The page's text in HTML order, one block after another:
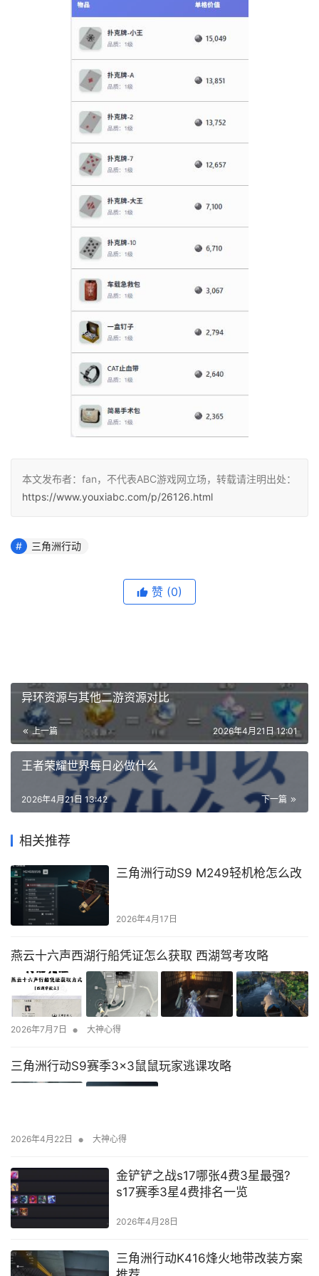
本文发布者：fan，不代表ABC游戏网立场，转载请注明出处：
https://www.youxiabc.com/p/26126.html
三角洲行动
赞 (0)
异环资源与其他二游资源对比
上一篇 2026年4月21日 12:01
王者荣耀世界每日必做什么
下一篇
2026年4月21日 13:42
相关推荐
三角洲行动S9 M249轻机枪怎么改
2026年4月17日
燕云十六声西湖行船凭证怎么获取 西湖驾考攻略
2026年7月7日 • 大神心得
三角洲行动S9赛季3×3鼠鼠玩家逃课攻略
2026年4月22日 • 大神心得
金铲铲之战s17哪张4费3星最强?
s17赛季3星4费排名一览
2026年4月28日
三角洲行动K416烽火地带改装方案